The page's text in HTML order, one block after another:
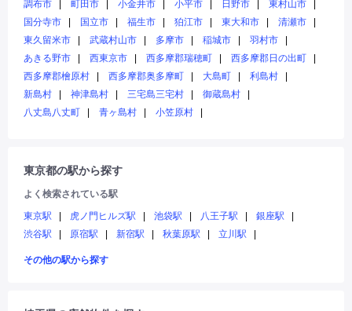
調布市
町田市 小金井市 小平市 日野市
東村山市
国分寺市
国立市 福生市 狛江市 東大和市
清瀬市
東久留米市
武蔵村山市 多摩市 稲城市
羽村市
あきる野市
西東京市 西多摩郡瑞穂町
西多摩郡日の出町
西多摩郡檜原村
西多摩郡奥多摩町 大島町
利島村
新島村
神津島村 三宅島三宅村
御蔵島村
八丈島八丈町
青ヶ島村 小笠原村
東京都の駅から探す
よく検索されている駅
東京駅
虎ノ門ヒルズ駅 池袋駅 八王子駅
銀座駅
渋谷駅
原宿駅 新宿駅 秋葉原駅 立川駅
その他の駅から探す